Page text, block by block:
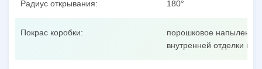
Радиус открывания: 180°
Покрас коробки:
порошковое напыление
внутренней отделки